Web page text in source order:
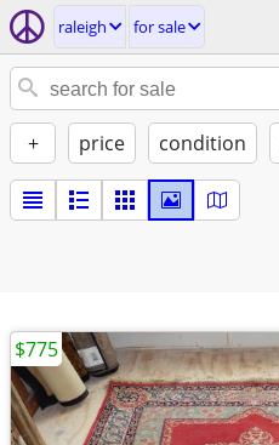
raleigh for sale
+ price condition
$775